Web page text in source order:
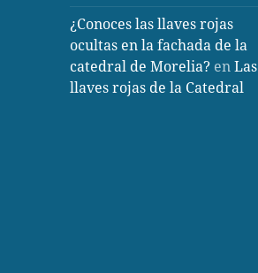
¿Conoces las llaves rojas
ocultas en la fachada de la
catedral de Morelia? enLas
llaves rojas de la Catedral